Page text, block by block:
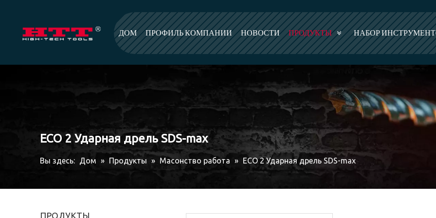
ДОМ ПРОФИЛЬ КОМПАНИИ НОВОСТИ ПРОДУКТЫ НАБОР
ECO 2 Ударная дрель SDS-max
Вы здесь: Дом » Продукты » Масонство работа » ECO 2 Ударная дрель SDS-max
ПРОДУКТЫ